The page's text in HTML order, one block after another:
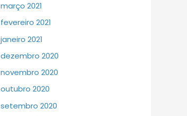
março 2021
fevereiro 2021
janeiro 2021
dezembro 2020
novembro 2020
outubro 2020
setembro 2020